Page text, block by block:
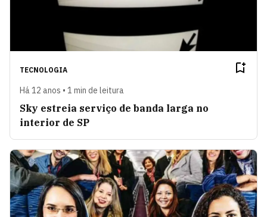
TECNOLOGIA
Há 12 anos • 1 min de leitura
Sky estreia serviço de banda larga no
interior de SP